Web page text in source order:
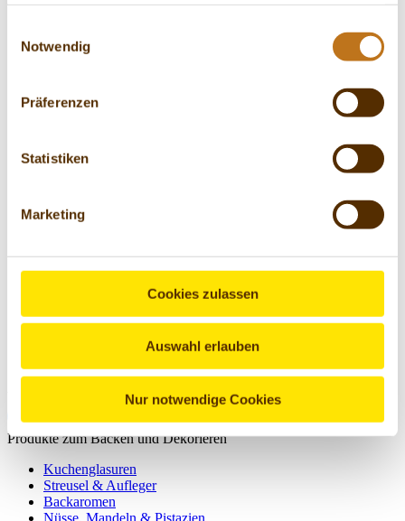
Notwendig
Präferenzen
Statistiken
Marketing
Cookies zulassen
Auswahl erlauben
Nur notwendige Cookies
Nachname *
Ich habe die
, die
Bitte geben Sie die abgebildeten Zeichen ein*
Produkte zum Backen und Dekorieren
Kuchenglasuren
Streusel & Aufleger
Backaromen